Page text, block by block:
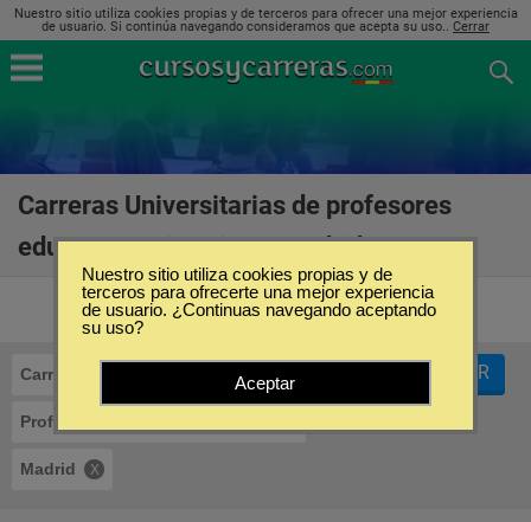
Nuestro sitio utiliza cookies propias y de terceros para ofrecer una mejor experiencia
de usuario. Si continúa navegando consideramos que acepta su uso.. Cerrar
Carreras Universitarias de profesores
educación primaria en Madrid
Carreras Universitarias
Profesores Educación Primaria
Madrid
FILTRAR
Nuestro sitio utiliza cookies propias y de
terceros para ofrecerte una mejor experiencia
de usuario. ¿Continuas navegando aceptando
su uso?
Aceptar